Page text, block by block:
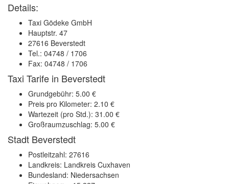
Details:
Taxi Gödeke GmbH
Hauptstr. 47
27616 Beverstedt
Tel.: 04748 / 1706
Fax: 04748 / 1706
Taxi Tarife in Beverstedt
Grundgebühr: 5.00 €
Preis pro Kilometer: 2.10 €
Wartezeit (pro Std.): 31.00 €
Großraumzuschlag: 5.00 €
Stadt Beverstedt
Postleitzahl: 27616
Landkreis: Landkreis Cuxhaven
Bundesland: Niedersachsen